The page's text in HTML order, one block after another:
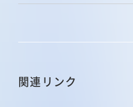
関連リンク